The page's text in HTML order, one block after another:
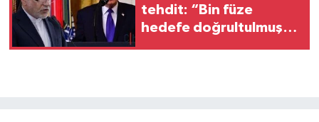
tehdit: “Bin füze
hedefe doğrultulmuş